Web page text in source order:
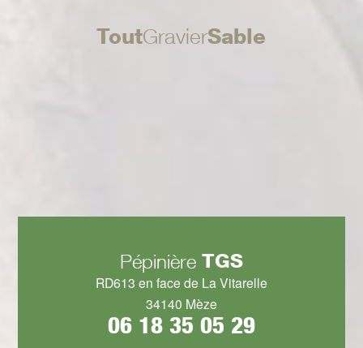
ToutGravierSable
Pépinière TGS
RD613 en face de La Vitarelle
34140 Mèze
06 18 35 05 29